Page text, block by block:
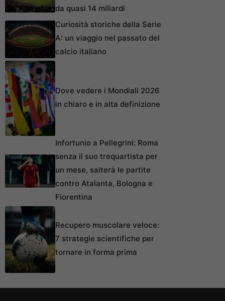
da quasi 14 miliardi
Curiosità storiche della Serie
A: un viaggio nel passato del
calcio italiano
Dove vedere i Mondiali 2026
in chiaro e in alta definizione
Infortunio a Pellegrini: Roma
senza il suo trequartista per
un mese, salterà le partite
contro Atalanta, Bologna e
Fiorentina
Recupero muscolare veloce:
7 strategie scientifiche per
tornare in forma prima